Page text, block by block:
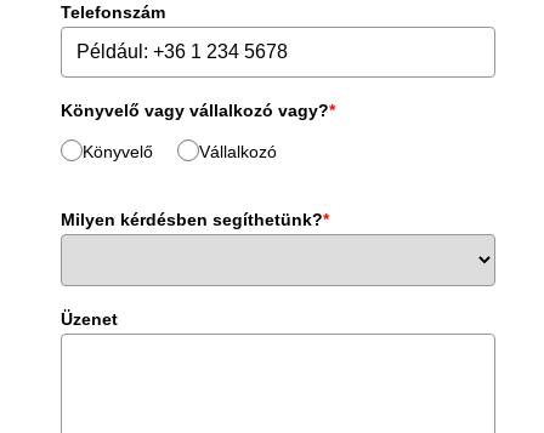
Telefonszám
Könyvelő vagy vállalkozó vagy?*
Könyvelő Vállalkozó
Milyen kérdésben segíthetünk?*
Üzenet